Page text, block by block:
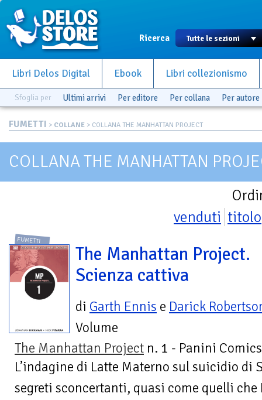
Ricerca
Libri Delos Digital Ebook Libri collezionismo
Sfoglia per Ultimi arrivi Per editore Per collana Per autore
FUMETTI > COLLANE > COLLANA THE MANHATTAN PROJECT
COLLANA THE MANHATTAN
venduti titolo
FUMETTI
The Manhattan Project.
Scienza cattiva
di Garth Ennis e Darick
Volume
The Manhattan Project n. 1 - Panini
L’indagine di Latte Materno sul suicidio di
segreti sconcertanti, quasi come quelli che